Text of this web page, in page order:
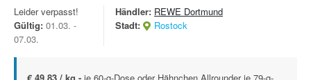
Leider verpasst!
Gültig: 01.03. -
07.03.
Händler: REWE Dortmund
Stadt:
Rostock